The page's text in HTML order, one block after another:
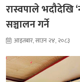
रास्वपाले भदौदेखि
सञ्चालन गर्ने
आइतबार, साउन २४, २०८३